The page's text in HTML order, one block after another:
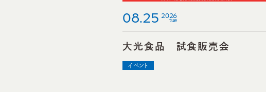
08.25 2026
tue
大光食品 試食販売会
イベント